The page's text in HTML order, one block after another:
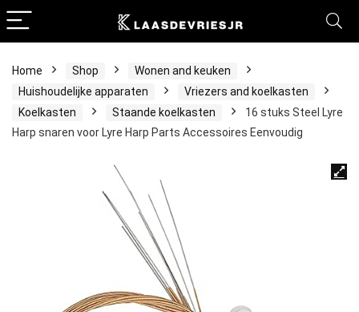
Home Shop
Wonen and keuken
Huishoudelijke apparaten
Vriezers and koelkasten
Koelkasten
Staande koelkasten
16 stuks Steel Lyre
Harp snaren voor Lyre Harp Parts Accessoires Eenvoudig